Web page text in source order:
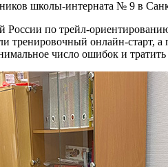
школы-интерната № 9 в
России по трейл-
тренировочный онлайн-старт,
число ошибок и